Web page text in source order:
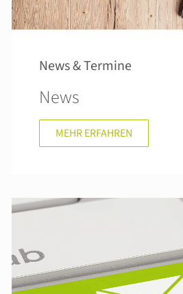
News & Termine
News
MEHR ERFAHREN